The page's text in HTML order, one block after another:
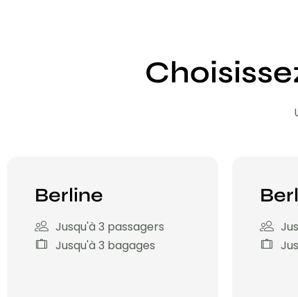
Berline
Jusqu'à 3 passagers
Jusqu'à 3 bagages